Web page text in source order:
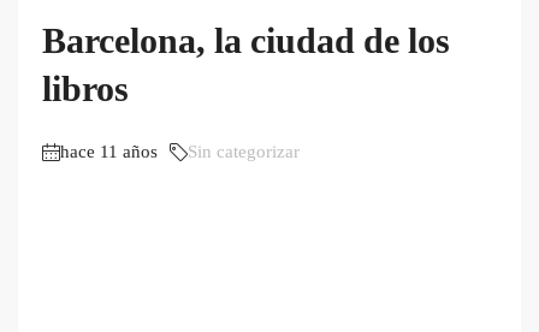
Barcelona, la ciudad de los
libros
hace 11 años Sin categorizar